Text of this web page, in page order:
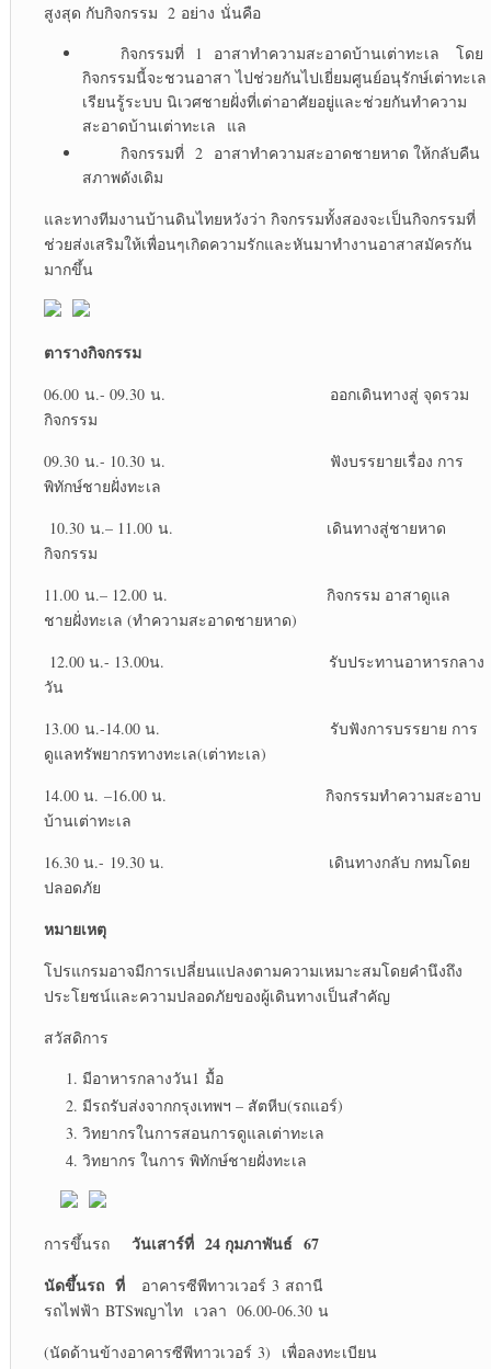
สูงสุด กับกิจกรรม 2 อย่าง นั่นคือ
กิจกรรมที่ 1 อาสาทำความสะอาดบ้านเต่าทะเล โดย
กิจกรรมนี้จะชวนอาสา ไปช่วยกันไปเยี่ยมศูนย์อนุรักษ์เต่าทะเล
เรียนรู้ระบบ นิเวศชายฝั่งที่เต่าอาศัยอยู่และช่วยกันทำความ
สะอาดบ้านเต่าทะเล แล
กิจกรรมที่ 2 อาสาทำความสะอาดชายหาด ให้กลับคืน
สภาพดังเดิม
และทางทีมงานบ้านดินไทยหวังว่า กิจกรรมทั้งสองจะเป็นกิจกรรมที่
ช่วยส่งเสริมให้เพื่อนๆเกิดความรักและหันมาทำงานอาสาสมัครกัน
มากขึ้น
ตารางกิจกรรม
06.00 น.- 09.30 น. ออกเดินทางสู่ จุดรวม
กิจกรรม
09.30 น.- 10.30 น. ฟังบรรยายเรื่อง การ
พิทักษ์ชายฝั่งทะเล
10.30 น.– 11.00 น. เดินทางสู่ชายหาด
กิจกรรม
11.00 น.– 12.00 น. กิจกรรม อาสาดูแล
ชายฝั่งทะเล (ทำความสะอาดชายหาด)
12.00 น.- 13.00น. รับประทานอาหารกลาง
วัน
13.00 น.-14.00 น. รับฟังการบรรยาย การ
ดูแลทรัพยากรทางทะเล(เต่าทะเล)
14.00 น. –16.00 น. กิจกรรมทำความสะอาบ
บ้านเต่าทะเล
16.30 น.- 19.30 น. เดินทางกลับ กทมโดย
ปลอดภัย
หมายเหตุ
โปรแกรมอาจมีการเปลี่ยนแปลงตามความเหมาะสมโดยคำนึงถึง
ประโยชน์และความปลอดภัยของผู้เดินทางเป็นสำคัญ
สวัสดิการ
มีอาหารกลางวัน1 มื้อ
มีรถรับส่งจากกรุงเทพฯ – สัตหีบ(รถแอร์)
วิทยากรในการสอนการดูแลเต่าทะเล
วิทยากร ในการ พิทักษ์ชายฝั่งทะเล
การขึ้นรถ วันเสาร์ที่ 24 กุมภาพันธ์ 67
นัดขึ้นรถ ที่
อาคารซีพีทาวเวอร์ 3 สถานี
รถไฟฟ้า BTSพญาไท เวลา 06.00-06.30 น
(นัดด้านข้างอาคารซีพีทาวเวอร์ 3) เพื่อลงทะเบียน